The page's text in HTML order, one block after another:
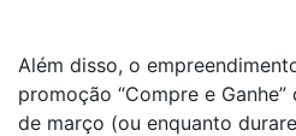
Além disso, o
promoção “Compre e
de março (ou enquanto